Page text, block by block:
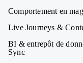
Comportement en
Live Journeys &
BI & entrepôt de
Sync